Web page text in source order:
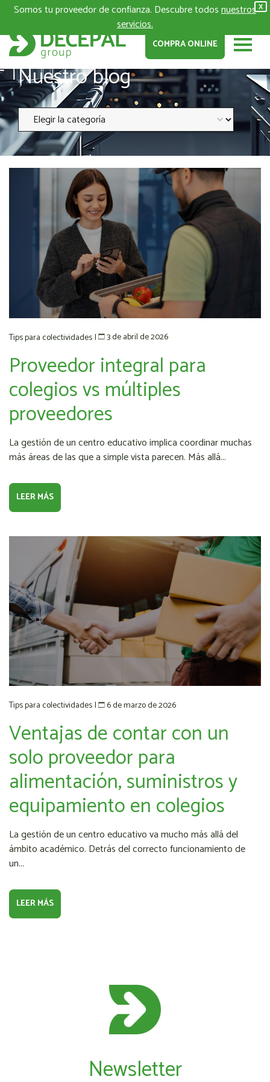
X
Somos tu proveedor de confianza. Descubre todosnuestros
servicios.
COMPRA ONLINE
Nuestro blog
Tips para colectividades| 3 de abril de 2026
Proveedor integral para
colegios vs múltiples
proveedores
La gestión de un centro educativo implica coordinar muchas
más áreas de las que a simple vista parecen. Más allá...
LEER MÁS
Tips para colectividades| 6 de marzo de 2026
Ventajas de contar con un
solo proveedor para
alimentación, suministros y
equipamiento en colegios
La gestión de un centro educativo va mucho más allá del
ámbito académico. Detrás del correcto funcionamiento de
un...
LEER MÁS
Newsletter